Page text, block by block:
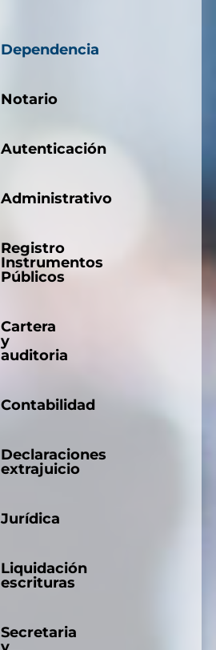
Dependencia
Notario
Autenticación
Administrativo
Registro
Instrumentos
Públicos
Cartera
y
auditoria
Contabilidad
Declaraciones
extrajuicio
Jurídica
Liquidación
escrituras
Secretaria